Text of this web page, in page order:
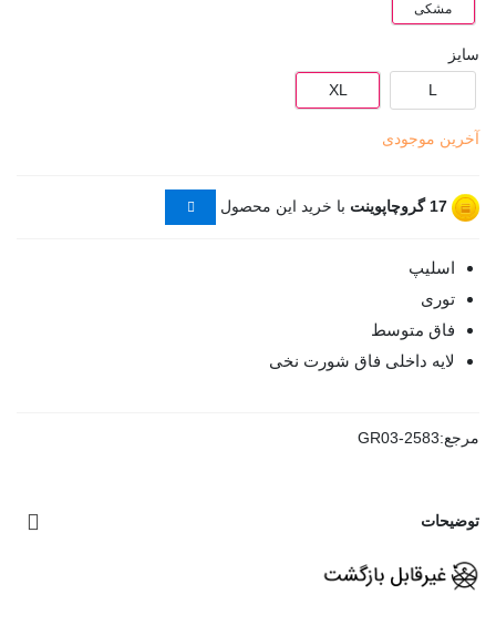
مشکی
سایز
L
XL
آخرین موجودی
17 گروچاپوینت با خرید این محصول
اسلیپ
توری
فاق متوسط
لایه داخلی فاق شورت نخی
مرجع:GR03-2583
توضیحات